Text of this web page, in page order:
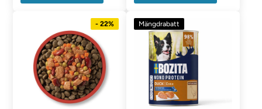
- 22% Mängdrabatt